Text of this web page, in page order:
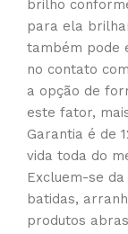
brilho
para ela
também pode
no contato
a opção de
este fator,
Garantia é de
vida toda do
Excluem-se
batidas,
produtos